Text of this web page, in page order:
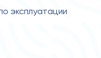
эксплуатации